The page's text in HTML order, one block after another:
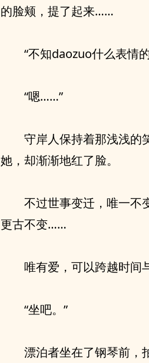
的脸颊，提了起来……
“不知daozuo什么表情
“嗯……”
守岸人保持着那浅浅的
她，却渐渐地红了脸。
不过世事变迁，唯一不
更古不变……
唯有爱，可以跨越时间
“坐吧。”
漂泊者坐在了钢琴前，